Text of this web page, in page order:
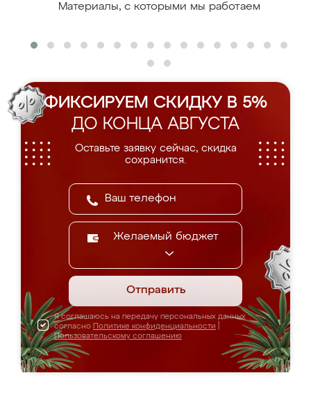
Материалы, с которыми мы работаем
ФИКСИРУЕМ СКИДКУ В 5%
ДО КОНЦА АВГУСТА
Оставьте заявку сейчас, скидка
сохранится.
Желаемый бюджет
Отправить
Я соглашаюсь на передачу персональных данных
согласно Политике конфиденциальности
Пользовательскому соглашению